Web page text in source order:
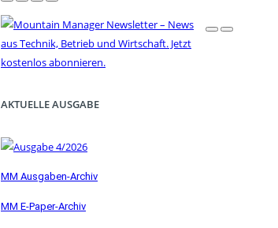
AKTUELLE AUSGABE
MM Ausgaben-Archiv
MM E-Paper-Archiv